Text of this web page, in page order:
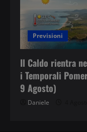
Previsioni
Il Caldo rientra
i Temporali
9 Agosto)
Daniele